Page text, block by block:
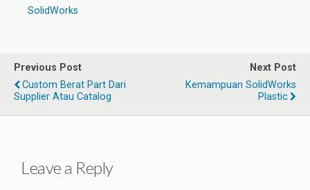
SolidWorks
Previous Post
Custom Berat Part Dari
Supplier Atau Catalog
Next Post
Kemampuan SolidWorks
Plastic
Leave a Reply